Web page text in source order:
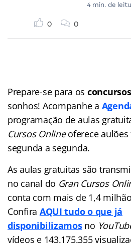
4 min. de
0 0
Prepare-se para os
sonhos! Acompanhe a
programação de aulas
Cursos Onlineoferece aulões
segunda a segunda.
As aulas gratuitas são
no canal do Gran Cursos
conta com mais de 1,4
Confira AQUI tudo o que já
disponibilizamosno
vídeos e 143.175.355